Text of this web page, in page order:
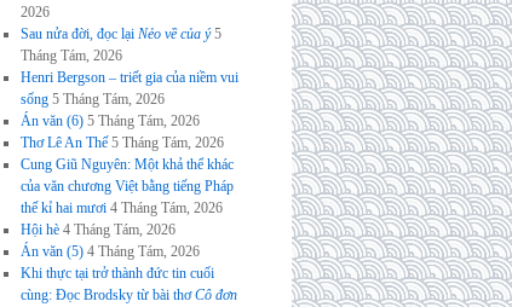
2026
Sau nửa đời, đọc lại Nẻo về của ý 5
Tháng Tám, 2026
Henri Bergson – triết gia của niềm vui
sống 5 Tháng Tám, 2026
Án văn (6) 5 Tháng Tám, 2026
Thơ Lê An Thế 5 Tháng Tám, 2026
Cung Giũ Nguyên: Một khả thể khác
của văn chương Việt bằng tiếng Pháp
thế kỉ hai mươi 4 Tháng Tám, 2026
Hội hè 4 Tháng Tám, 2026
Án văn (5) 4 Tháng Tám, 2026
Khi thực tại trở thành đức tin cuối
cùng: Đọc Brodsky từ bài thơCô đơn